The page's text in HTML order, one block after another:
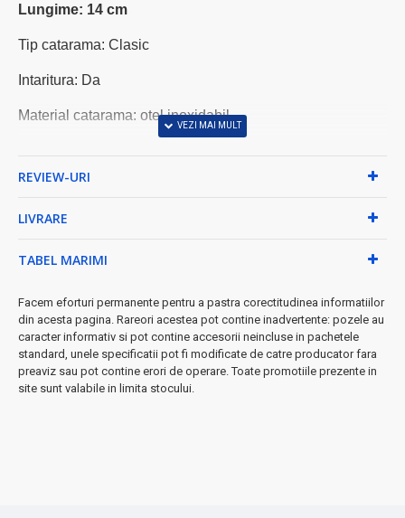
Lungime: 14 cm
Tip catarama: Clasic
Intaritura: Da
Material catarama: otel inoxidabil
REVIEW-URI
LIVRARE
TABEL MARIMI
Facem eforturi permanente pentru a pastra corectitudinea informatiilor
din acesta pagina. Rareori acestea pot contine inadvertente: pozele au
caracter informativ si pot contine accesorii neincluse in pachetele
standard, unele specificatii pot fi modificate de catre producator fara
preaviz sau pot contine erori de operare. Toate promotiile prezente in
site sunt valabile in limita stocului.